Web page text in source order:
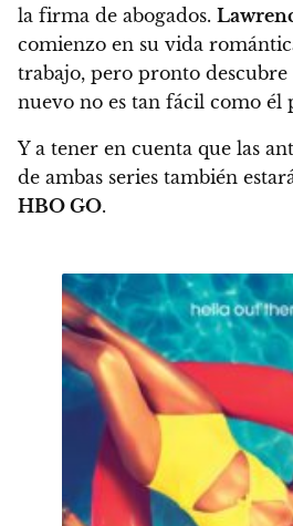
la firma de abogados.
comienzo en su vida
trabajo, pero pronto descubre
nuevo no es tan fácil como él
Y a tener en cuenta que las
de ambas series también
HBO GO.